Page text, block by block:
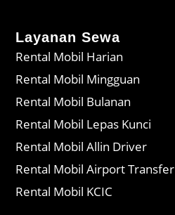
Layanan Sewa
Rental Mobil Harian
Rental Mobil Mingguan
Rental Mobil Bulanan
Rental Mobil Lepas Kunci
Rental Mobil Allin Driver
Rental Mobil Airport Transfer
Rental Mobil KCIC